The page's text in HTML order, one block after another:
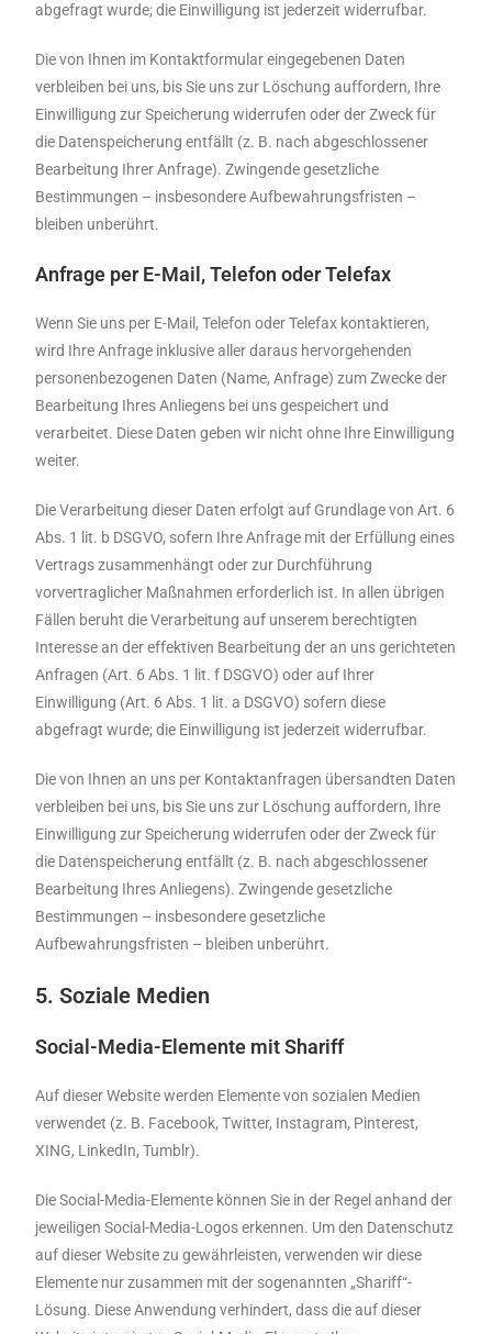
abgefragt wurde; die Einwilligung ist jederzeit widerrufbar.
Die von Ihnen im Kontaktformular eingegebenen Daten
verbleiben bei uns, bis Sie uns zur Löschung auffordern, Ihre
Einwilligung zur Speicherung widerrufen oder der Zweck für
die Datenspeicherung entfällt (z. B. nach abgeschlossener
Bearbeitung Ihrer Anfrage). Zwingende gesetzliche
Bestimmungen – insbesondere Aufbewahrungsfristen –
bleiben unberührt.
Anfrage per E-Mail, Telefon oder Telefax
Wenn Sie uns per E-Mail, Telefon oder Telefax kontaktieren,
wird Ihre Anfrage inklusive aller daraus hervorgehenden
personenbezogenen Daten (Name, Anfrage) zum Zwecke der
Bearbeitung Ihres Anliegens bei uns gespeichert und
verarbeitet. Diese Daten geben wir nicht ohne Ihre Einwilligung
weiter.
Die Verarbeitung dieser Daten erfolgt auf Grundlage von Art. 6
Abs. 1 lit. b DSGVO, sofern Ihre Anfrage mit der Erfüllung eines
Vertrags zusammenhängt oder zur Durchführung
vorvertraglicher Maßnahmen erforderlich ist. In allen übrigen
Fällen beruht die Verarbeitung auf unserem berechtigten
Interesse an der effektiven Bearbeitung der an uns gerichteten
Anfragen (Art. 6 Abs. 1 lit. f DSGVO) oder auf Ihrer
Einwilligung (Art. 6 Abs. 1 lit. a DSGVO) sofern diese
abgefragt wurde; die Einwilligung ist jederzeit widerrufbar.
Die von Ihnen an uns per Kontaktanfragen übersandten Daten
verbleiben bei uns, bis Sie uns zur Löschung auffordern, Ihre
Einwilligung zur Speicherung widerrufen oder der Zweck für
die Datenspeicherung entfällt (z. B. nach abgeschlossener
Bearbeitung Ihres Anliegens). Zwingende gesetzliche
Bestimmungen – insbesondere gesetzliche
Aufbewahrungsfristen – bleiben unberührt.
5. Soziale Medien
Social-Media-Elemente mit Shariff
Auf dieser Website werden Elemente von sozialen Medien
verwendet (z. B. Facebook, Twitter, Instagram, Pinterest,
XING, LinkedIn, Tumblr).
Die Social-Media-Elemente können Sie in der Regel anhand der
jeweiligen Social-Media-Logos erkennen. Um den Datenschutz
auf dieser Website zu gewährleisten, verwenden wir diese
Elemente nur zusammen mit der sogenannten „Shariff“-
Lösung. Diese Anwendung verhindert, dass die auf dieser